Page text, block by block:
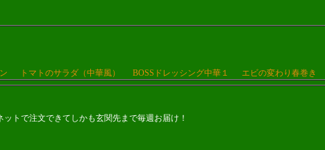
トマトのサラダ（中華風） BOSSドレッシング中華１ エビの変わり春巻き
ットで注文できてしかも玄関先まで毎週お届け！